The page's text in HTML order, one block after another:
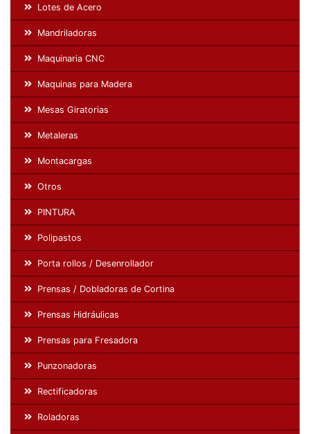
Lotes de Acero
Mandriladoras
Maquinaria CNC
Maquinas para Madera
Mesas Giratorias
Metaleras
Montacargas
Otros
PINTURA
Polipastos
Porta rollos / Desenrollador
Prensas / Dobladoras de Cortina
Prensas Hidráulicas
Prensas para Fresadora
Punzonadoras
Rectificadoras
Roladoras